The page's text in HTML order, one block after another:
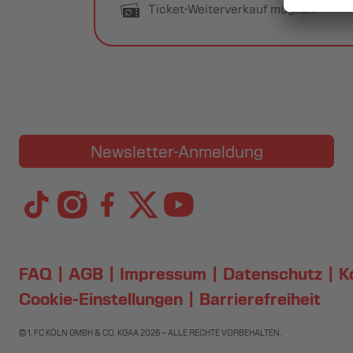
Ticket-Weiterverkauf möglich
Newsletter-Anmeldung
FAQ AGB Impressum Datenschutz
Cookie-Einstellungen
Barrierefreiheit
© 1. FC KÖLN GMBH & CO. KGAA2026– ALLE RECHTE VORBEHALTEN.